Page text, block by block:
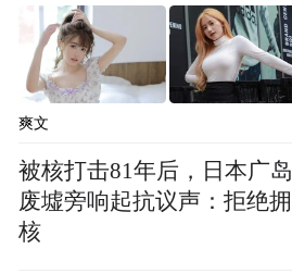
爽文
被核打击81年后，日本广岛
废墟旁响起抗议声：拒绝拥
核